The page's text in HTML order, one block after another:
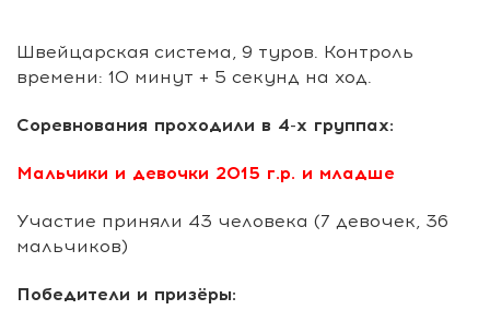
Швейцарская система, 9 туров. Контроль
времени: 10 минут + 5 секунд на ход.
Соревнования проходили в 4-х группах:
Мальчики и девочки 2015 г.р. и младше
Участие приняли 43 человека (7 девочек, 36
мальчиков)
Победители и призёры: